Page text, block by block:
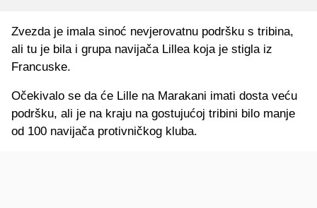
Zvezda je imala sinoć nevjerovatnu podršku s tribina,
ali tu je bila i grupa navijača Lillea koja je stigla iz
Francuske.
Očekivalo se da će Lille na Marakani imati dosta veću
podršku, ali je na kraju na gostujućoj tribini bilo manje
od 100 navijača protivničkog kluba.